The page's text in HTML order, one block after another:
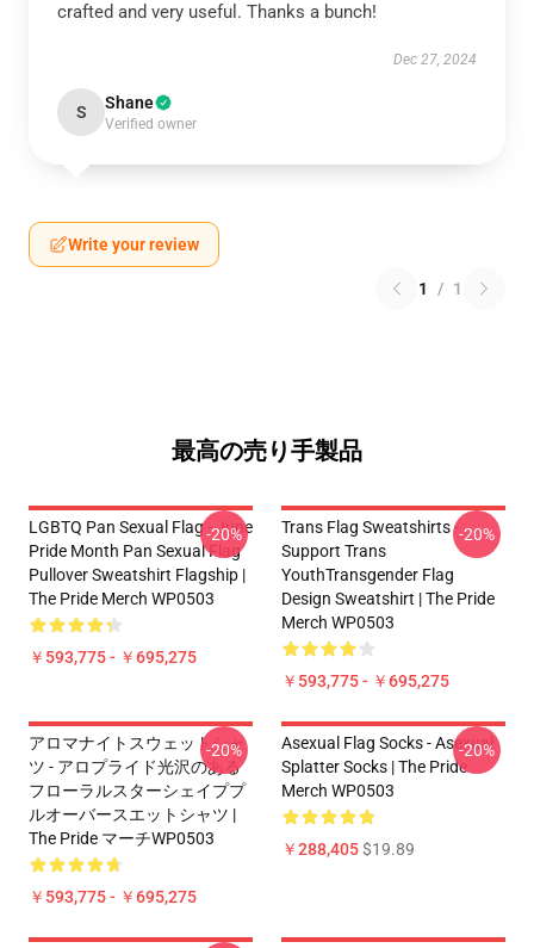
crafted and very useful. Thanks a bunch!
Dec 27, 2024
S Shane
Verified owner
Write your review
1 / 1
最高の売り手製品
LGBTQ Pan Sexual Flag - June
Pride Month Pan Sexual Flag
Pullover Sweatshirt Flagship |
The Pride Merch WP0503
￥593,775 - ￥695,275
-20%
Trans Flag Sweatshirts -
Support Trans
YouthTransgender Flag
Design Sweatshirt | The Pride
Merch WP0503
￥593,775 - ￥695,275
-20%
アロマナイトスウェットシャ
ツ - アロプライド光沢のある
フローラルスターシェイププ
ルオーバースエットシャツ |
The Pride マーチWP0503
￥593,775 - ￥695,275
-20%
Asexual Flag Socks - Asexual
Splatter Socks | The Pride
Merch WP0503
￥288,405$19.89
-20%